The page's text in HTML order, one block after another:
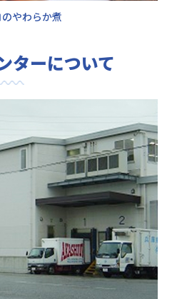
やわらか煮
ターについて